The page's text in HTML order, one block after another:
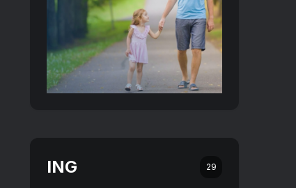
ING 29